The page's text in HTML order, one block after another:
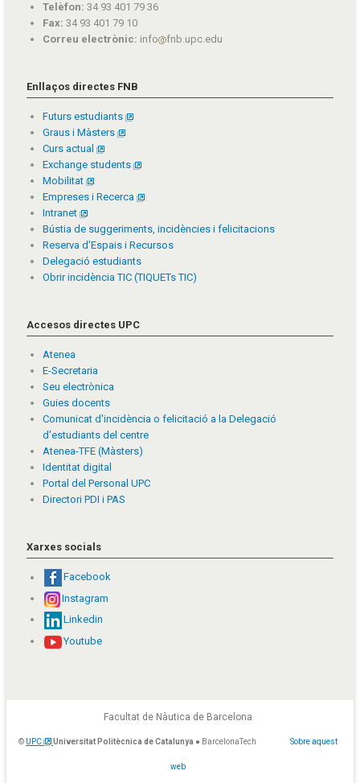
Telèfon: 34 93 401 79 36
Fax: 34 93 401 79 10
Correu electrònic: info fnb.upc.edu
Enllaços directes FNB
Futurs estudiants
Graus i Màsters
Curs actual
Exchange students
Mobilitat
Empreses i Recerca
Intranet
Bústia de suggeriments, incidències i felicitacions
Reserva d'Espais i Recursos
Delegació estudiants
Obrir incidència TIC (TIQUETs TIC)
Accesos directes UPC
Atenea
E-Secretaria
Seu electrònica
Guies docents
Comunicat d'incidència o felicitació a la Delegació
d'estudiants del centre
Atenea-TFE (Màsters)
Identitat digital
Portal del Personal UPC
Directori PDI i PAS
Xarxes socials
Facebook
Instagram
Linkedin
Youtube
Facultat de Nàutica de Barcelona
© UPC Universitat Politècnica de Catalunya ● BarcelonaTech Sobre aquest
web